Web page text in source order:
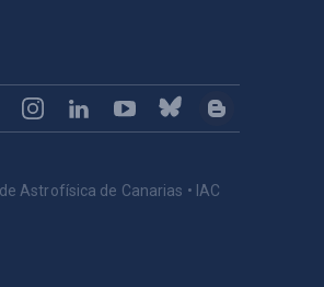
Astrofísica de Canarias • IAC